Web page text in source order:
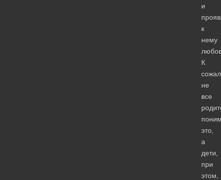
и
к
нему
К
не
все
это,
а
дети,
при
этом,